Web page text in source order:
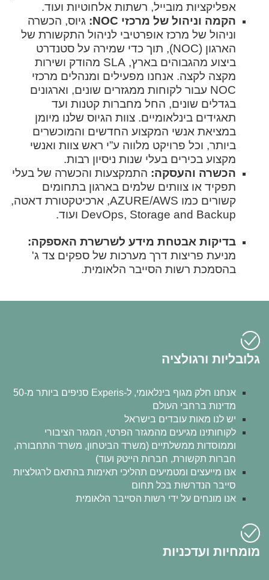
אפליקציות מובייל, רשתות אלחוטיות ועוד.
הקמה וניהול של מרכזי NOC:
גיוס, הכשרה
וניהול של מרכז אופרטיבי לניהול התקשורת של
הארגון (NOC), תוך כדי שמירה על סטנדרט
ביצוע מהגבוהים בארץ, SLA מהודק ושירות
מקצה לקצה. אנחנו מפעילים ומנהלים מרכזי
NOC עבור לקוחות ממגזרים שונים, וארגונים
בגדלים שונים, החל מחברות קטנות ועד
תאגידים בינלאומיים. צוות הגיוס שלנו מיומן
במציאת אנשי המקצוע החדשים והמוכשרים
ביותר, וכל פרויקט מלווה ע”י ראש צוות ואנשי
מקצוע בכירים בעלי שנות ניסיון רבות.
הכשרה והעסקה: התמקצעות והכשרה של בעלי
תפקיד או צוותים שלמים בארגון בתחומים
קשורים כמו AZURE/AWS, ארכיטקטורת דאטה,
DevOps, Storage and Backup ועוד.
בדיקות אבטחת מידע לשרשרת האספקה:
מניעת פריצות דרך מערכות של ספקים צד ג'
בהסמכת רשות הסייבר הלאומית.
גלובליות ורגולציה
אנחנו חלק מגוף בינלאומי, ל-Experis סניפים ביותר מ-50
מדינות ברחבי העולם
יש לנו מאות עובדים בישראל
לקוחותינו מגיעים מהמגזר הפרטי, המגזר הציבורי
וממוסדות ממשלתיים (משרד הביטחון, משרד התחבורה,
חברות תקשורת, חברות הייטק ועוד)
אנו מייעצים ומטמיעים תהליכי תאימות בהתאם לרגולציות
סייבר הנדרשות בכל תחום
אנו מונחים על ידי רשות הסייבר הלאומית
מומחיות ועדכניות